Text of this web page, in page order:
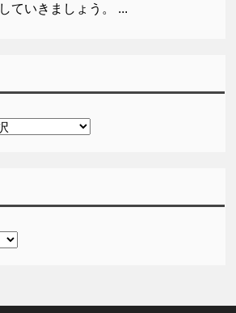
していきましょう。 ...